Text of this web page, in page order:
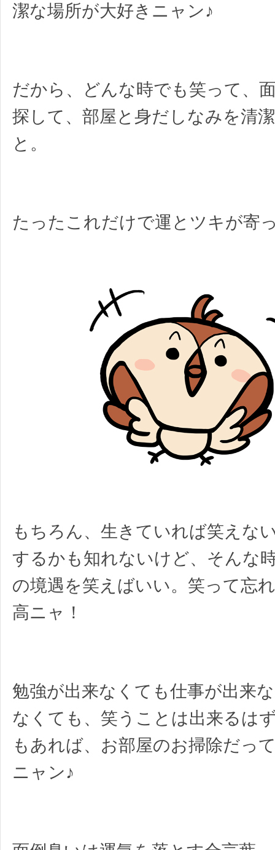
潔な場所が大好きニャン♪
だから、どんな時でも笑って、
探して、部屋と身だしなみを清
と。
たったこれだけで運とツキが寄
もちろん、生きていれば笑えな
するかも知れないけど、そんな
の境遇を笑えばいい。笑って忘
高ニャ！
勉強が出来なくても仕事が出来
なくても、笑うことは出来るは
もあれば、お部屋のお掃除だっ
ニャン♪